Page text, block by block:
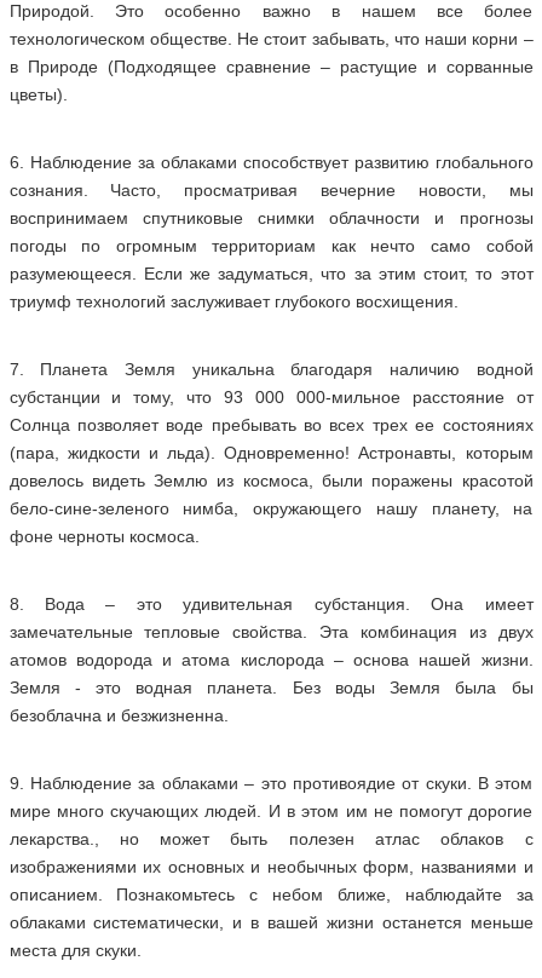
Природой. Это особенно важно в нашем все более
технологическом обществе. Не стоит забывать, что наши корни –
в Природе (Подходящее сравнение – растущие и сорванные
цветы).
6. Наблюдение за облаками способствует развитию глобального
сознания. Часто, просматривая вечерние новости, мы
воспринимаем спутниковые снимки облачности и прогнозы
погоды по огромным территориам как нечто само собой
разумеющееся. Если же задуматься, что за этим стоит, то этот
триумф технологий заслуживает глубокого восхищения.
7. Планета Земля уникальна благодаря наличию водной
субстанции и тому, что 93 000 000-мильное расстояние от
Солнца позволяет воде пребывать во всех трех ее состояниях
(пара, жидкости и льда). Одновременно! Астронавты, которым
довелось видеть Землю из космоса, были поражены красотой
бело-сине-зеленого нимба, окружающего нашу планету, на
фоне черноты космоса.
8. Вода – это удивительная субстанция. Она имеет
замечательные тепловые свойства. Эта комбинация из двух
атомов водорода и атома кислорода – основа нашей жизни.
Земля - это водная планета. Без воды Земля была бы
безоблачна и безжизненна.
9. Наблюдение за облаками – это противоядие от скуки. В этом
мире много скучающих людей. И в этом им не помогут дорогие
лекарства., но может быть полезен атлас облаков с
изображениями их основных и необычных форм, названиями и
описанием. Познакомьтесь с небом ближе, наблюдайте за
облаками систематически, и в вашей жизни останется меньше
места для скуки.